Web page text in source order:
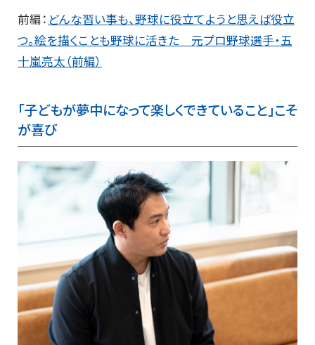
前編： どんな習い事も、野球に役立てようと思えば役立
つ。絵を描くことも野球に活きた 元プロ野球選手・五
十嵐亮太（前編）
「子どもが夢中になって楽しくできていること」こそ
が喜び